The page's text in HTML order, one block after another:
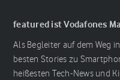
featured ist Vodafones
Als Begleiter auf dem Weg
besten Stories zu
heißesten Tech-News und